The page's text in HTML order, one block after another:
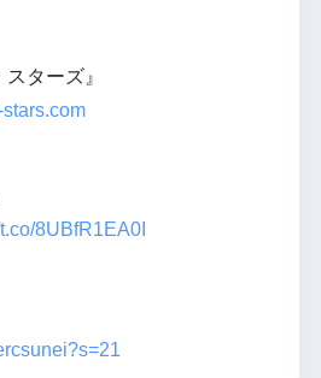
ターズ』
8UBfR1EA0I